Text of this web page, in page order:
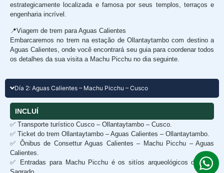
estrategicamente localizada e famosa por seus templos, terraços e
engenharia incrível.
📍Viagem de trem para Aguas Calientes
Embarcaremos no trem na estação de Ollantaytambo com destino a
Aguas Calientes, onde você encontrará seu guia para coordenar todos
os detalhes da sua visita a Machu Picchu no dia seguinte.
Día 2: Aguas Calientes – Machu Picchu – Cusco
INCLUÍ
✅ Transporte turístico Cusco – Ollantaytambo – Cusco.
✅ Ticket do trem Ollantaytambo – Aguas Calientes – Ollantaytambo.
✅ Ônibus de Consettur Aguas Calientes – Machu Picchu – Aguas
Calientes.
✅ Entradas para Machu Picchu é os sitíos arqueológicos do Vale